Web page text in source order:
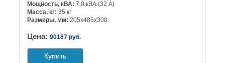
Мощность, кВА: 7,0 кВА (32 А)
Масса, кг: 35 кг
Размеры, мм: 205х485х300
Цена: 90187 руб.
Купить